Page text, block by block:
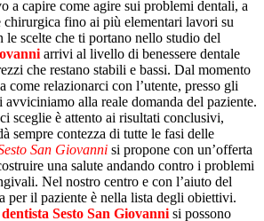
a capire come agire sui problemi dentali, a
chirurgica fino ai più elementari lavori su
le scelte che ti portano nello studio del
arrivi al livello di benessere dentale
che restano stabili e bassi. Dal momento
come relazionarci con l’utente, presso gli
alla reale domanda del paziente.
sceglie è attento ai risultati conclusivi,
sempre contezza di tutte le fasi delle
San Giovanni si propone con un’offerta
una salute andando contro i problemi
Nel nostro centro e con l’aiuto del
per il paziente è nella lista degli obiettivi.
dentista Sesto San Giovanni si possono